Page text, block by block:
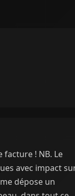
facture ! NB. Le
avec impact
dépose un